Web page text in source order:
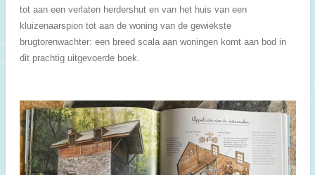
tot aan een verlaten herdershut en van het huis van een
kluizenaarspion tot aan de woning van de gewiekste
brugtorenwachter: een breed scala aan woningen komt aan bod in
dit prachtig uitgevoerde boek.